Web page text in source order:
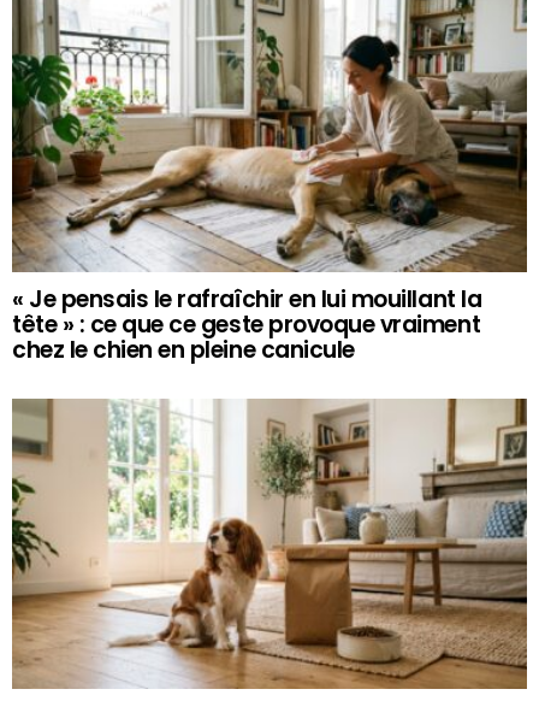
« Je pensais le rafraîchir en lui mouillant la
tête » : ce que ce geste provoque vraiment
chez le chien en pleine canicule